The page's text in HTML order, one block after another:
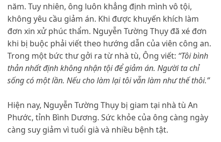
năm. Tuy nhiên, ông luôn khẳng định mình vô tội,
không yêu cầu giảm án. Khi được khuyến khích làm
đơn xin xử phúc thẩm. Nguyễn Tường Thụy đã xé đơn
khi bị buộc phải viết theo hướng dẫn của viên công an.
Trong một bức thư gởi ra từ nhà tù, Ông viết: “Tôi bình
thản nhất định không nhận tội để giảm án. Người ta chỉ
sống có một lần. Nếu cho làm lại tôi vẫn làm như thế thôi.”
Hiện nay, Nguyễn Tường Thụy bị giam tại nhà tù An
Phước, tỉnh Bình Dương. Sức khỏe của ông càng ngày
càng suy giảm vì tuổi già và nhiều bệnh tật.